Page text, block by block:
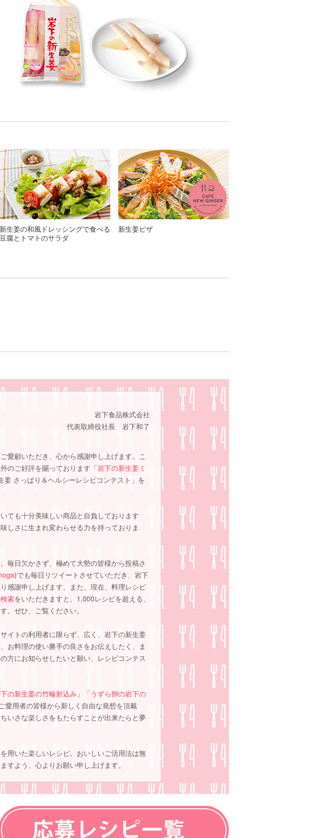
新生姜の和風ドレッシングで食べる
豆腐とトマトのサラダ
新生姜ピザ
岩下食品株式会社
代表取締役社長 岩下和了
愛顧いただき、心から感謝申し上げます。こ
のご好評を賜っております「岩下の新生姜ミ
姜 さっぱり＆ヘルシーレシピコンテスト」を
ても十分美味しい商品と自負しております
しさに生まれ変わらせる力を持っておりま
毎日欠かさず、極めて大勢の皆様から投稿さ
)でも毎日リツイートさせていただき、岩下
感謝申し上げます。また、現在、料理レシピ
索をいただきますと、1,000レシピを超える、
。ぜひ、ご覧ください。
イトの利用者に限らず、広く、岩下の新生姜
お料理の使い勝手の良さをお伝えしたく、ま
方にお知らせしたいと願い、レシピコンテス
の新生姜の竹輪射込み 」「うずら卵の岩下の
愛用者の皆様から新しく自由な発想を頂戴
いさな楽しさをもたらすことが出来たらと夢
用いた楽しいレシピ。おいしいご活用法は無
すよう、心よりお願い申し上げます。